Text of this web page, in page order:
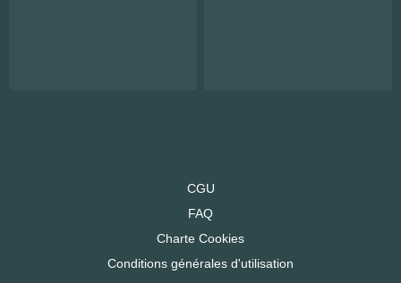
CGU
FAQ
Charte Cookies
Conditions générales d'utilisation